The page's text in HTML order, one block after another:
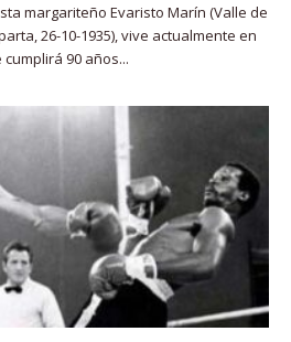
margariteño Evaristo Marín (Valle de
26-10-1935), vive actualmente en
90 años...